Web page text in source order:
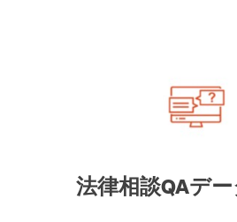
法律相談QAデ